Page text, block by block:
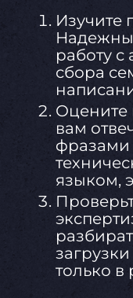
Изучите
работу с
сбора
Оцените
вам
фразами
языком,
только в